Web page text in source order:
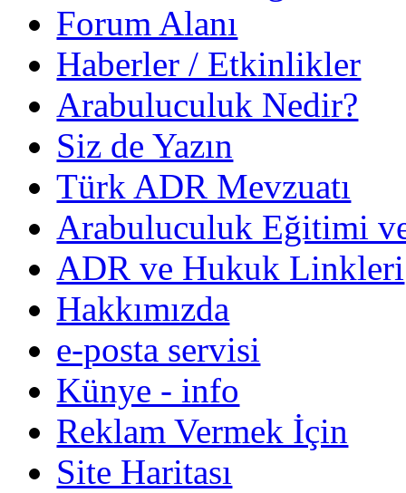
Forum Alanı
Haberler / Etkinlikler
Arabuluculuk Nedir?
Siz de Yazın
Türk ADR Mevzuatı
Arabuluculuk Eğitimi
ADR ve Hukuk Linkleri
Hakkımızda
e-posta servisi
Künye - info
Reklam Vermek İçin
Site Haritası